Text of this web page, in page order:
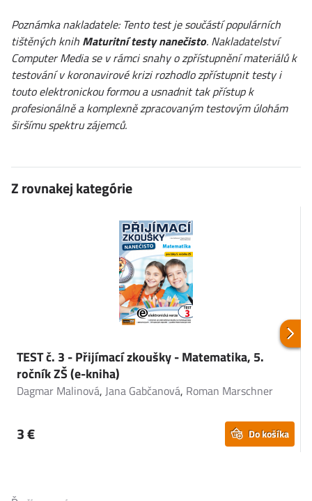
Poznámka nakladatele: Tento test je součástí populárních
tištěných knih Maturitní testy nanečisto. Nakladatelství
Computer Media se v rámci snahy o zpřístupnění materiálů k
testování v koronavirové krizi rozhodlo zpřístupnit testy i
touto elektronickou formou a usnadnit tak přístup k
profesionálně a komplexně zpracovaným testovým úlohám
širšímu spektru zájemců.
Z rovnakej kategórie
TEST č. 3 - Přijímací zkoušky - Matematika, 5.
ročník ZŠ (e-kniha)
Dagmar Malinová, Jana Gabčanová, Roman Marschner
3 € Do košíka